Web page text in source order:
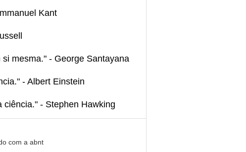
Kant
mesma." - George Santayana
- Albert Einstein
ciência." - Stephen Hawking
com a abnt